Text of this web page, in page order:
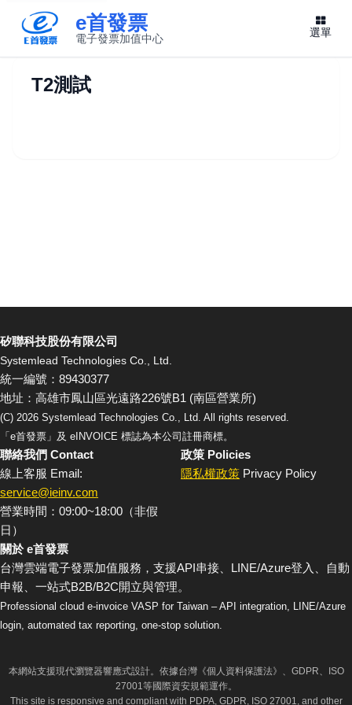
e首發票
電子發票加值中心 選單
T2測試
矽聯科技股份有限公司
Systemlead Technologies Co., Ltd.
統一編號：89430377
地址：高雄市鳳山區光遠路226號B1 (南區營業所)
(C) 2026 Systemlead Technologies Co., Ltd. All rights reserved.
「e首發票」及 eINVOICE 標誌為本公司註冊商標。
聯絡我們 Contact
線上客服 Email:
service@ieinv.com
營業時間：09:00~18:00（非假
日）
政策 Policies
隱私權政策 Privacy Policy
關於 e首發票
台灣雲端電子發票加值服務，支援API串接、LINE/Azure登入、自動
申報、一站式B2B/B2C開立與管理。
Professional cloud e-invoice VASP for Taiwan – API integration, LINE/Azure
login, automated tax reporting, one-stop solution.
本網站支援現代瀏覽器響應式設計。依據台灣《個人資料保護法》、GDPR、ISO
27001等國際資安規範運作。
This site is responsive and compliant with PDPA, GDPR, ISO 27001, and other